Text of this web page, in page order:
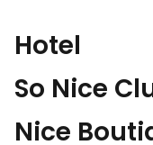
Hotel
So Nice
Nice